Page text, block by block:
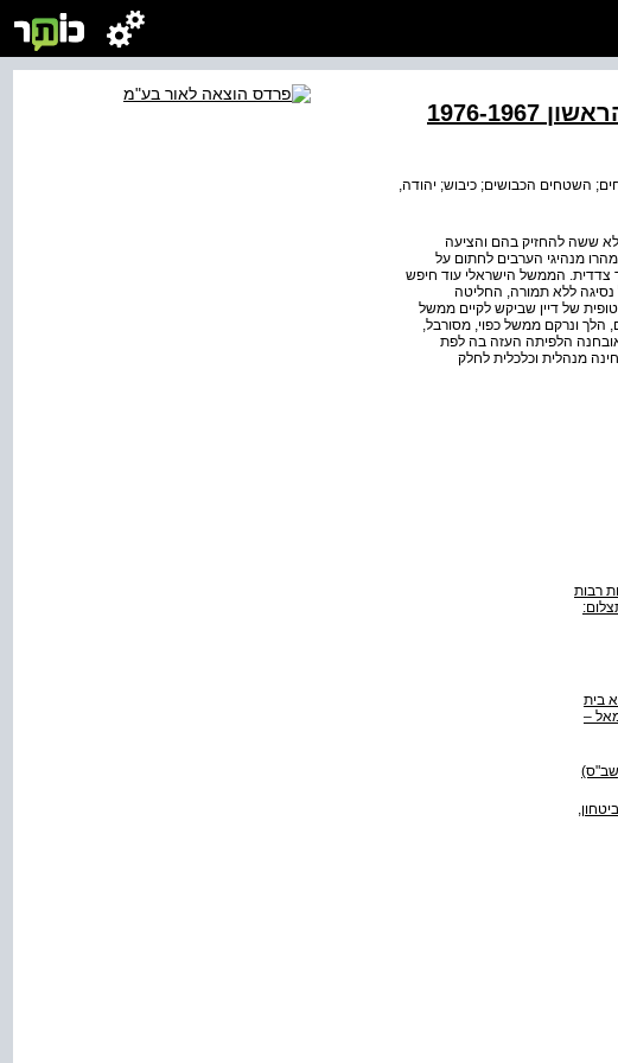
1967
השטחים הכבושים; כיבוש; יהודה,
הישראלית לא ששה להחזיק בהם והציעה
מנהיגי הערבים לחתום על
צדדית. הממשל הישראלי עוד חיפש
ללא תמורה, החליטה
של דיין שביקש לקיים ממשל
הלך ונרקם ממשל כפוי, מסורבל,
אובחנה הלפיתה העזה בה לפת
מנהלית וכלכלית לחלק
רבות
מימין וכנשיא בית
–
הביטחון,